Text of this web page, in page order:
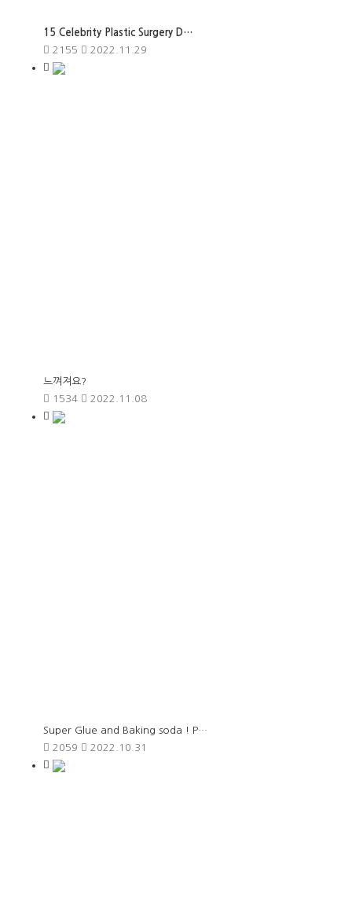
15 Celebrity Plastic Surgery D…
2155
2022.11.29
느껴져요?
1534
2022.11.08
Super Glue and Baking soda ! P…
2059
2022.10.31